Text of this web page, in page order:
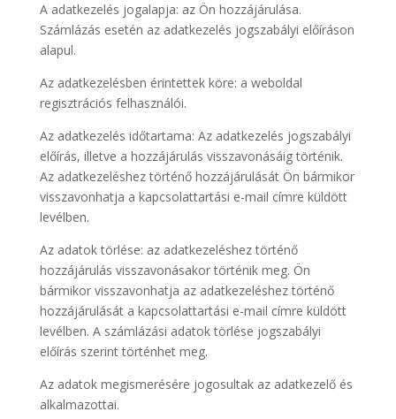
A adatkezelés jogalapja: az Ön hozzájárulása.
Számlázás esetén az adatkezelés jogszabályi előíráson
alapul.
Az adatkezelésben érintettek köre: a weboldal
regisztrációs felhasználói.
Az adatkezelés időtartama: Az adatkezelés jogszabályi
előírás, illetve a hozzájárulás visszavonásáig történik.
Az adatkezeléshez történő hozzájárulását Ön bármikor
visszavonhatja a kapcsolattartási e-mail címre küldött
levélben.
Az adatok törlése: az adatkezeléshez történő
hozzájárulás visszavonásakor történik meg. Ön
bármikor visszavonhatja az adatkezeléshez történő
hozzájárulását a kapcsolattartási e-mail címre küldött
levélben. A számlázási adatok törlése jogszabályi
előírás szerint történhet meg.
Az adatok megismerésére jogosultak az adatkezelő és
alkalmazottai.